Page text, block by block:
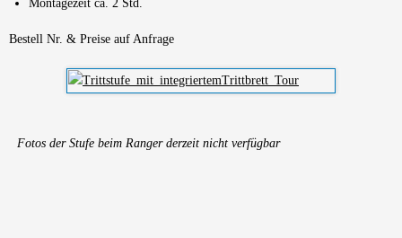
Montagezeit ca. 2 Std.
Bestell Nr. & Preise auf Anfrage
Fotos der Stufe beim Ranger derzeit nicht verfügbar